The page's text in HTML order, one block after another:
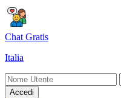
Chat Gratis
Italia
Accedi